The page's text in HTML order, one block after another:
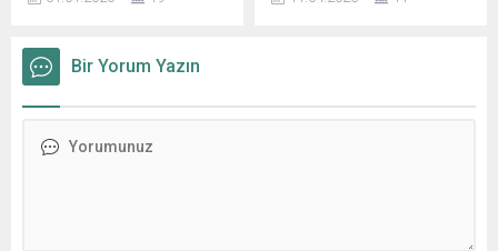
yayımladı. Başkan Erdem
verdi: Rahmet, mağfiret ve
bereketle dolu mübarek üç
Kandili’ne ulaşmanın huzur
Kosova’dan kardeş şehri
Bir Yorum Yazın